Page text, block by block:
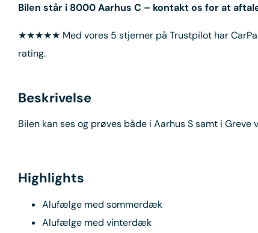
Bilen står i 8000 Aarhus C – kontakt os for at
★★★★★ Med vores 5 stjerner på Trustpilot har
rating.
Beskrivelse
Bilen kan ses og prøves både i Aarhus S samt i Greve
Highlights
Alufælge med sommerdæk
Alufælge med vinterdæk